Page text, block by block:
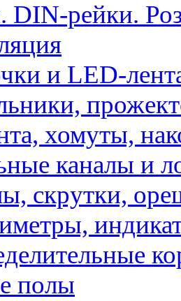
рейки.
и LED-
хомуты,
каналы и
скрутки,
полы